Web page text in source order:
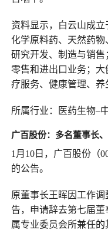
资料显示，白云山成立
化学原料药、天然药
研究开发、制造与销售
零售和进出口业务；
疗服务、健康管理、养
所属行业：医药生物–
广百股份： 多名董事长
1月10日，广百股份（
的公告。
原董事长王晖因工作
告，申请辞去第七届
属专业委员会所兼任